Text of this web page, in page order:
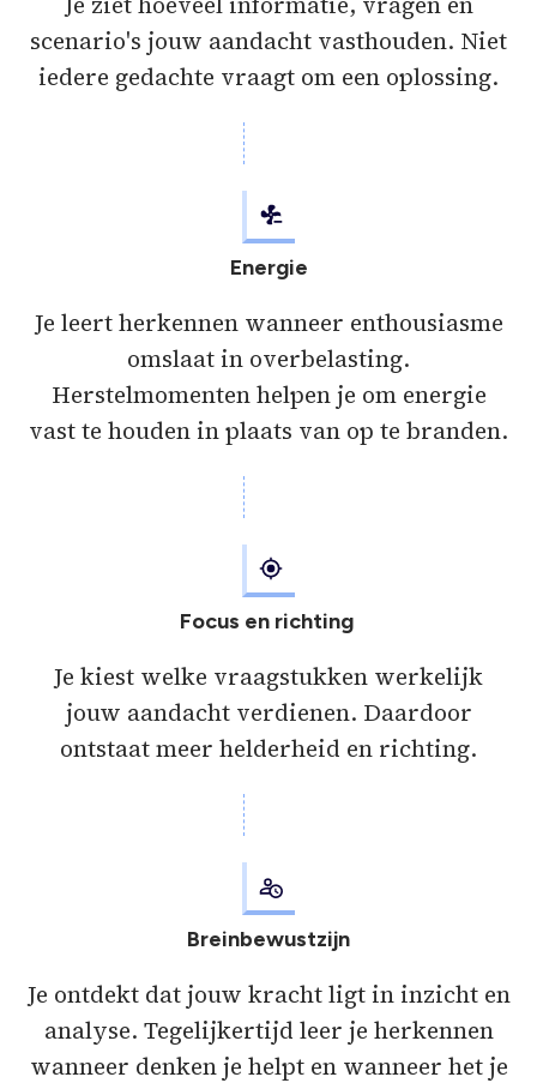
scenario's jouw aandacht vasthouden. Niet
iedere gedachte vraagt om een oplossing.
Energie
Je leert herkennen wanneer enthousiasme
omslaat in overbelasting.
Herstelmomenten helpen je om energie
vast te houden in plaats van op te branden.
Focus en richting
Je kiest welke vraagstukken werkelijk
jouw aandacht verdienen. Daardoor
ontstaat meer helderheid en richting.
Breinbewustzijn
Je ontdekt dat jouw kracht ligt in inzicht en
analyse. Tegelijkertijd leer je herkennen
wanneer denken je helpt en wanneer het je